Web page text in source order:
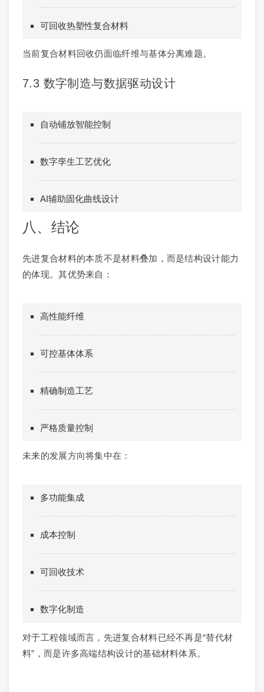
可回收热塑性复合材料
当前复合材料回收仍面临纤维与基体分离难题。
7.3 数字制造与数据驱动设计
自动铺放智能控制
数字孪生工艺优化
AI辅助固化曲线设计
八、结论
先进复合材料的本质不是材料叠加，而是结构设计能力
的体现。其优势来自：
高性能纤维
可控基体体系
精确制造工艺
严格质量控制
未来的发展方向将集中在：
多功能集成
成本控制
可回收技术
数字化制造
对于工程领域而言，先进复合材料已经不再是“替代材
料”，而是许多高端结构设计的基础材料体系。